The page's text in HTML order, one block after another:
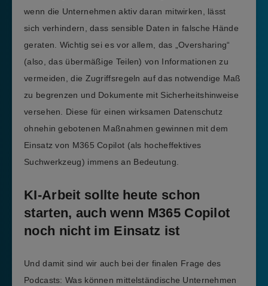
wenn die Unternehmen aktiv daran mitwirken, lässt
sich verhindern, dass sensible Daten in falsche Hände
geraten. Wichtig sei es vor allem, das „Oversharing“
(also, das übermäßige Teilen) von Informationen zu
vermeiden, die Zugriffsregeln auf das notwendige Maß
zu begrenzen und Dokumente mit Sicherheitshinweise
versehen. Diese für einen wirksamen Datenschutz
ohnehin gebotenen Maßnahmen gewinnen mit dem
Einsatz von M365 Copilot (als hocheffektives
Suchwerkzeug) immens an Bedeutung.
KI-Arbeit sollte heute schon
starten, auch wenn M365 Copilot
noch nicht im Einsatz ist
Und damit sind wir auch bei der finalen Frage des
Podcasts: Was können mittelständische Unternehmen